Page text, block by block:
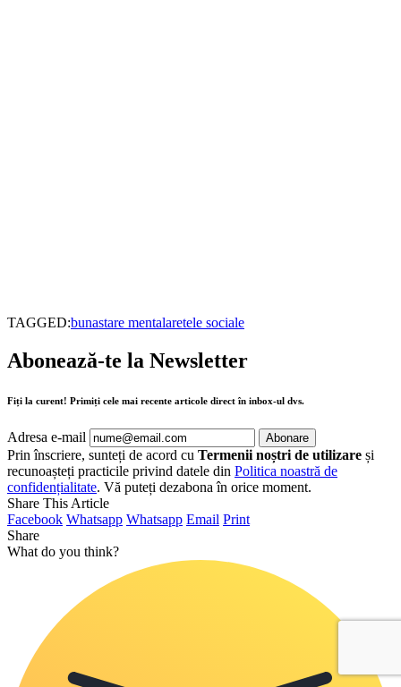
TAGGED:bunastare mentalaretele sociale
Abonează-te la Newsletter
Fiți la curent! Primiți cele mai recente articole direct în inbox-ul dvs.
Adresa e-mail
Prin înscriere, sunteți de acord cu Termenii noștri de utilizare și
recunoașteți practicile privind datele din Politica noastră de
confidențialitate. Vă puteți dezabona în orice moment.
Share This Article
Facebook Whatsapp Whatsapp Email Print
Share
What do you think?